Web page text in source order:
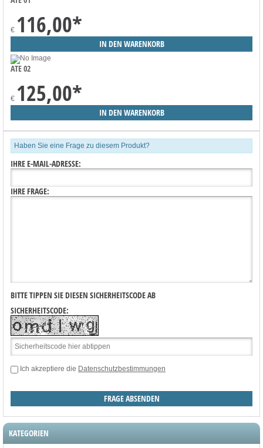
€ 116,00*
ATE 02
€ 125,00*
Haben Sie eine Frage zu diesem Produkt?
IHRE E-MAIL-ADRESSE:
IHRE FRAGE:
BITTE TIPPEN SIE DIESEN SICHERHEITSCODE AB
SICHERHEITSCODE:
Ich akzeptiere die Datenschutzbestimmungen
KATEGORIEN